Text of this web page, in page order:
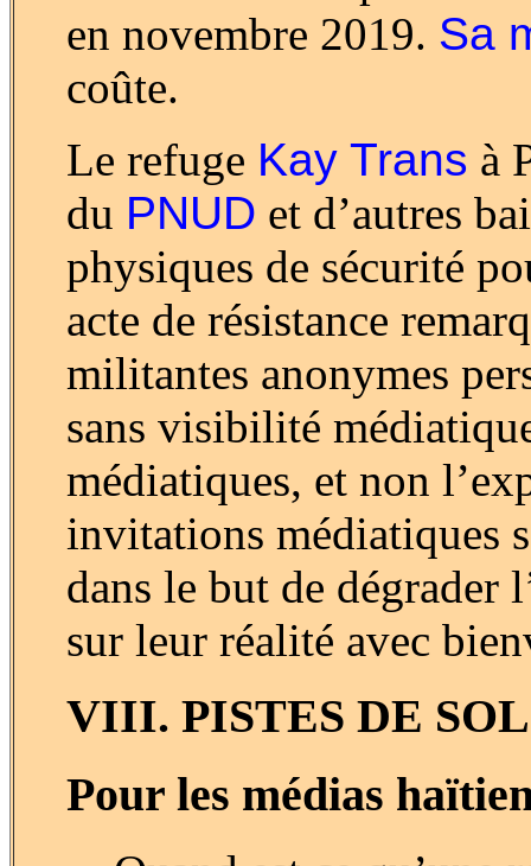
en novembre 2019. Sa
coûte.
Le refuge Kay Trans à
du PNUD et d’autres
physiques de sécurité
acte de résistance
militantes anonymes
sans visibilité
médiatiques, et non
invitations médiatiques
dans le but de dégrader
sur leur réalité avec
VIII. PISTES DE
Pour les médias